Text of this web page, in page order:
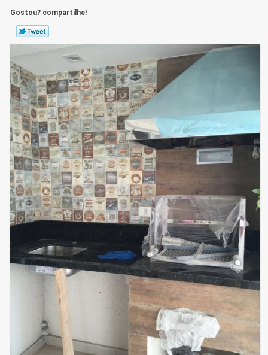
Gostou? compartilhe!